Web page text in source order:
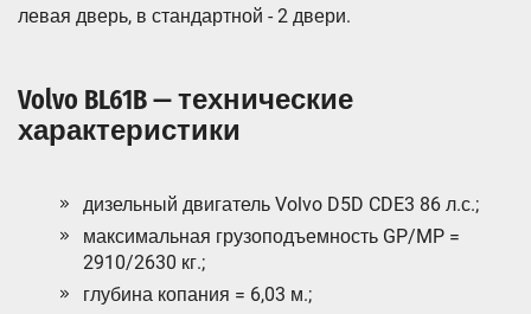
левая дверь, в стандартной - 2 двери.
Volvo BL61B — технические
характеристики
дизельный двигатель Volvo D5D CDE3 86 л.с.;
максимальная грузоподъемность GP/MP =
2910/2630 кг.;
глубина копания = 6,03 м.;